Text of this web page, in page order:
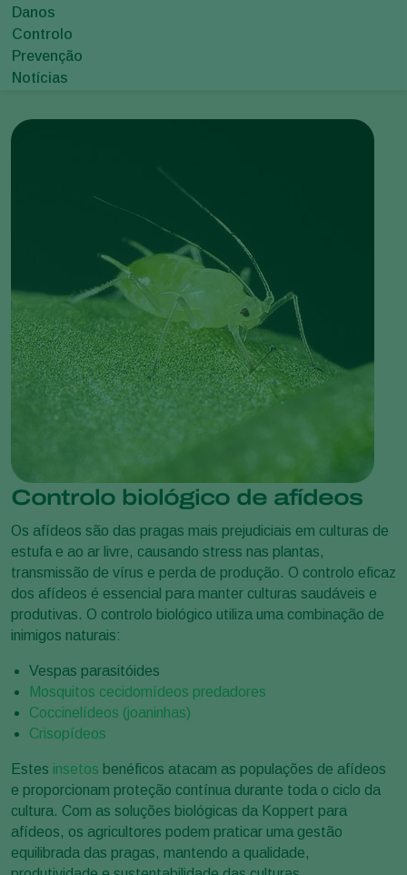
Danos
Controlo
Prevenção
Notícias
Controlo biológico de afídeos
Os afídeos são das pragas mais prejudiciais em culturas de
estufa e ao ar livre, causando stress nas plantas,
transmissão de vírus e perda de produção. O controlo eficaz
dos afídeos é essencial para manter culturas saudáveis e
produtivas. O controlo biológico utiliza uma combinação de
inimigos naturais:
Vespas parasitóides
Mosquitos cecidomídeos predadores
Coccinelídeos (joaninhas)
Crisopídeos
Estes insetos benéficos atacam as populações de afídeos
e proporcionam proteção contínua durante toda o ciclo da
cultura. Com as soluções biológicas da Koppert para
afídeos, os agricultores podem praticar uma gestão
equilibrada das pragas, mantendo a qualidade,